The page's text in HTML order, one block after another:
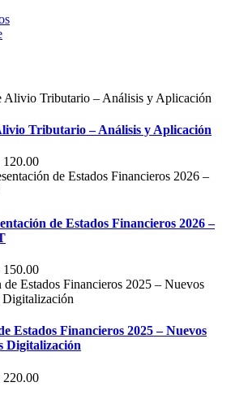
Tributario – Análisis y Aplicación
120.00
de Estados Financieros 2026 –
150.00
Estados Financieros 2025 – Nuevos
Digitalización
220.00